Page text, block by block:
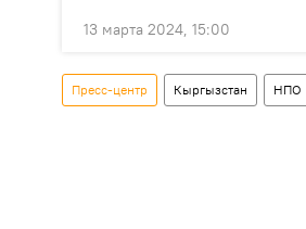
13 марта 2024, 15:00
Пресс-центр Кыргызстан НПО